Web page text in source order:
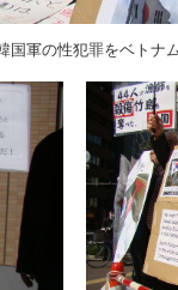
国軍の性犯罪をベトナ